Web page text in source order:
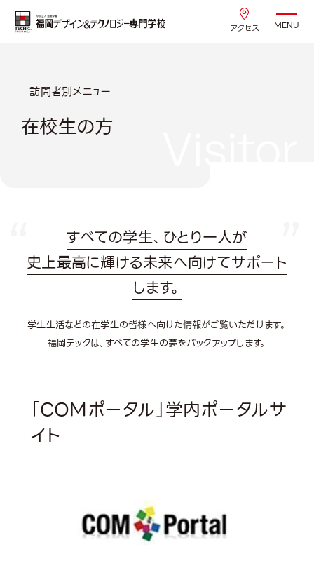
アクセス MENU
訪問者別メニュー
在校生の方
すべての学生、ひとり一人が
史上最高に輝ける未来へ向けてサポート
します。
学生生活などの在学生の皆様へ向けた情報がご覧いただけます。
福岡テックは、すべての学生の夢をバックアップします。
「COMポータル」学内ポータルサ
イト